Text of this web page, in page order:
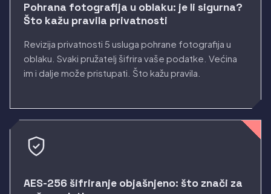
Pohrana fotografija u oblaku: je li sigurna?
Što kažu pravila privatnosti
Revizija privatnosti 5 usluga pohrane fotografija u
oblaku. Svaki pružatelj šifrira vaše podatke. Većina
im i dalje može pristupati. Što kažu pravila.
AES-256 šifriranje objašnjeno: što znači za